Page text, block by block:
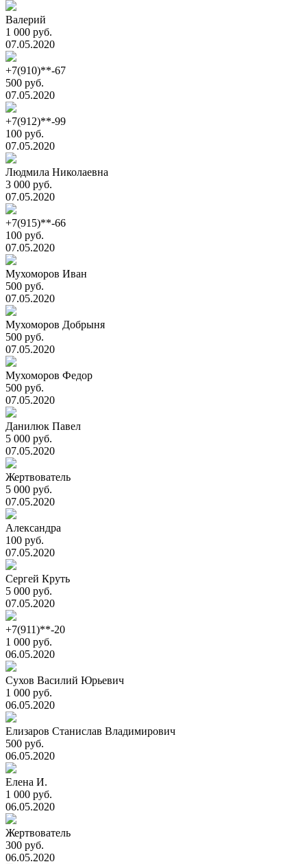
Валерий
1 000 руб.
07.05.2020
+7(910)**-67
500 руб.
07.05.2020
+7(912)**-99
100 руб.
07.05.2020
Людмила Николаевна
3 000 руб.
07.05.2020
+7(915)**-66
100 руб.
07.05.2020
Мухоморов Иван
500 руб.
07.05.2020
Мухоморов Добрыня
500 руб.
07.05.2020
Мухоморов Федор
500 руб.
07.05.2020
Данилюк Павел
5 000 руб.
07.05.2020
Жертвователь
5 000 руб.
07.05.2020
Александра
100 руб.
07.05.2020
Сергей Круть
5 000 руб.
07.05.2020
+7(911)**-20
1 000 руб.
06.05.2020
Сухов Василий Юрьевич
1 000 руб.
06.05.2020
Елизаров Станислав Владимирович
500 руб.
06.05.2020
Елена И.
1 000 руб.
06.05.2020
Жертвователь
300 руб.
06.05.2020